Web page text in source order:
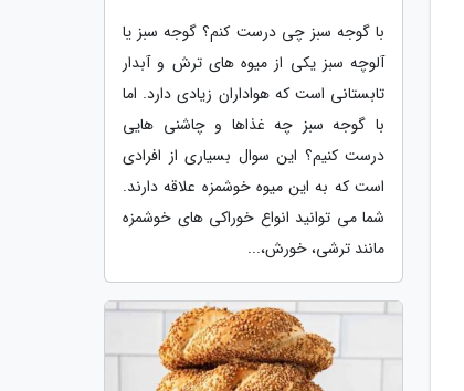
با گوجه سبز چی درست کنم؟ گوجه سبز یا
آلوچه سبز یکی از میوه های ترش و آبدار
تابستانی است که هواداران زیادی دارد. اما
با گوجه سبز چه غذاها و چاشنی هایی
درست کنیم؟ این سوال بسیاری از افرادی
است که به این میوه خوشمزه علاقه دارند.
شما می توانید انواع خوراکی های خوشمزه
مانند ترشی، خورش،...